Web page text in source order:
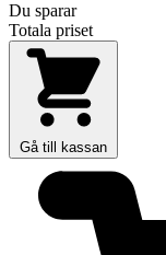
Du sparar
Totala priset
Gå till kassan